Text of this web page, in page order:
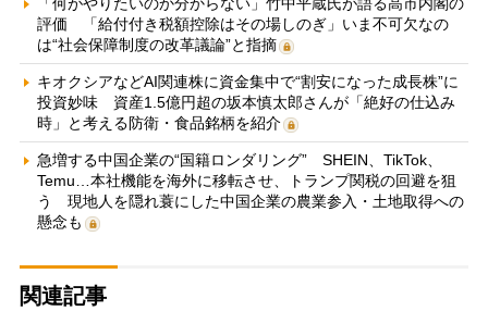
評価 「給付付き税額控除はその場しのぎ」いま不可欠なの
は“社会保障制度の改革議論”と指摘
キオクシアなどAI関連株に資金集中で“割安になった成長株”に
投資妙味 資産1.5億円超の坂本慎太郎さんが「絶好の仕込み
時」と考える防衛・食品銘柄を紹介
急増する中国企業の“国籍ロンダリング” SHEIN、TikTok、
Temu…本社機能を海外に移転させ、トランプ関税の回避を狙
う 現地人を隠れ蓑にした中国企業の農業参入・土地取得への
懸念も
関連記事